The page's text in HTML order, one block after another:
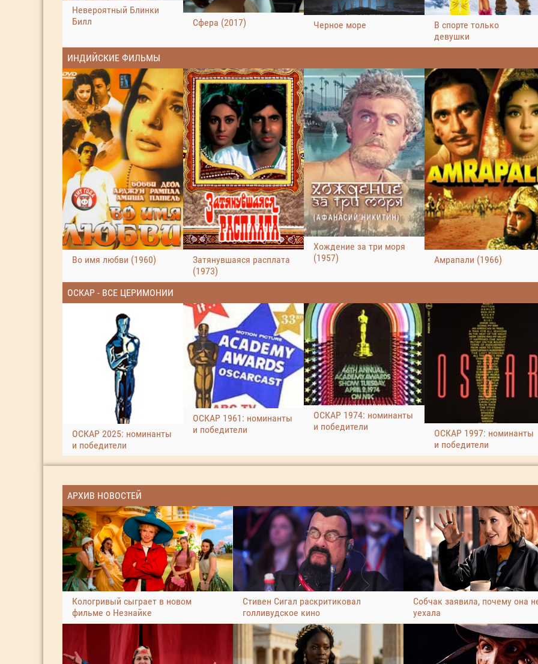
Невероятный Блинки
Билл
Сфера (2017) Черное море
В спорте только
девушки
ИНДИЙСКИЕ ФИЛЬМЫ
Во имя любви (1960)
Затянувшаяся расплата
(1973)
Хождение за три моря
(1957)
Амрапали (1966)
ОСКАР - ВСЕ ЦЕРИМОНИИ
ОСКАР 2025: номинанты
и победители
ОСКАР 1961: номинанты
и победители
ОСКАР 1974: номинанты
и победители
ОСКАР 1997: номинанты
и победители
АРХИВ НОВОСТЕЙ
Кологривый сыграет в новом
фильме о Незнайке
Стивен Сигал раскритиковал
голливудское кино
Собчак заявила, почему она
уехала